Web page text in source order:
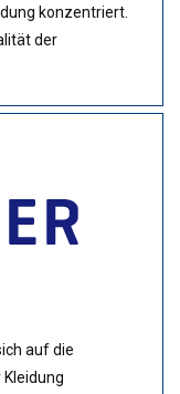
konzentriert.
der
auf die